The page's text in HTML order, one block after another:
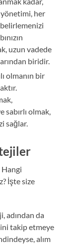
her
belirlemenizi
uzun vadede
biridir.
olmanın bir
sabırlı olmak,
sağlar.
Hangi
İşte size
adından da
takip etmeye
alım